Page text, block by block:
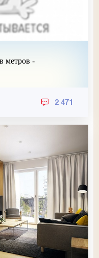
метров -
2 471